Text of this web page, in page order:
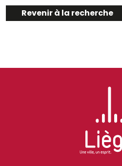
Revenir à la recherche